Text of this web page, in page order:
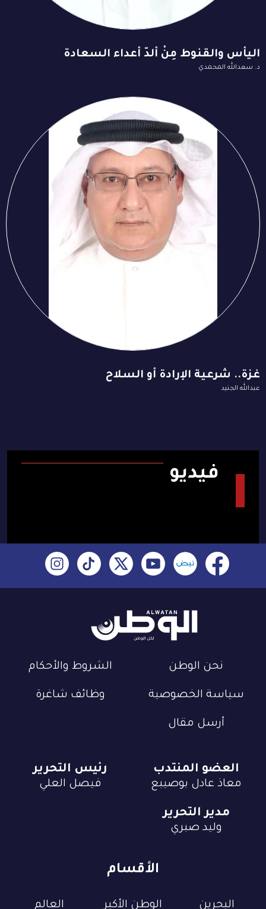
اليأس والقنوط مِنْ ألدّ أعداء السعادة
د. سعدالله المحمدي
غزة.. شرعية الإرادة أو السلاح
عبدالله الجنيد
فيديو
نحن الوطن الشروط والأحكام
سياسة الخصوصية وظائف شاغرة
أرسل مقال
الأقسام
البحرين الوطن الأكبر العالم
العضو المنتدب
معاذ عادل بوصيبع
رئيس التحرير
فيصل العلي
مدير التحرير
وليد صبري